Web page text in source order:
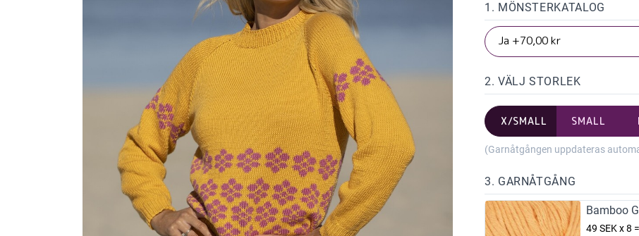
1. MÖNSTERKATALOG
2. VÄLJ STORLEK
X/SMALL SMALL
(Garnåtgången uppdateras
3. GARNÅTGÅNG
Bamboo
49 SEK x 8 =